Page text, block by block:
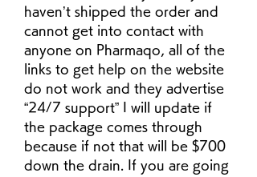
haven’t shipped the order and
cannot get into contact with
anyone on Pharmaqo, all of the
links to get help on the website
do not work and they advertise
“24/7 support” I will update if
the package comes through
because if not that will be $700
down the drain. If you are going